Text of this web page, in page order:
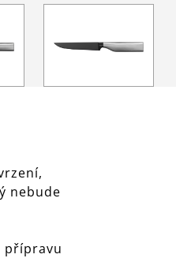
nebude
přípravu